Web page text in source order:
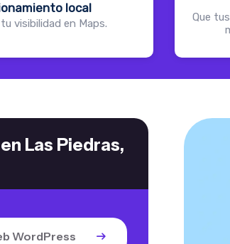
local
visibilidad en Maps.
Que
Las Piedras,
WordPress